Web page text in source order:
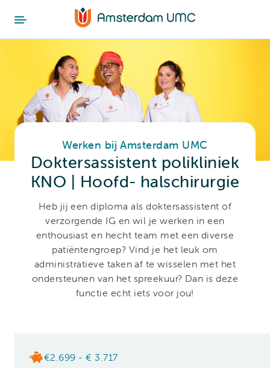
Werken bij Amsterdam UMC
Doktersassistent polikliniek
KNO | Hoofd- halschirurgie
Heb jij een diploma als doktersassistent of
verzorgende IG en wil je werken in een
enthousiast en hecht team met een diverse
patiëntengroep? Vind je het leuk om
administratieve taken af te wisselen met het
ondersteunen van het spreekuur? Dan is deze
functie echt iets voor jou!
€2.699 - € 3.717